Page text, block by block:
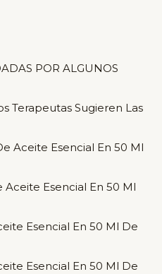
POR ALGUNOS
Terapeutas Sugieren Las
Aceite Esencial En 50 Ml
Aceite Esencial En 50 Ml
Esencial En 50 Ml De
Esencial En 50 Ml De